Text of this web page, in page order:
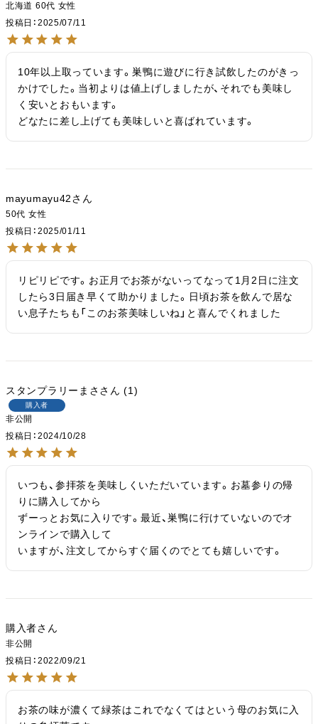
北海道 60代 女性
投稿日
2025/07/11
10年以上取っています。巣鴨に遊びに行き試飲したのがきっ
かけでした。当初よりは値上げしましたが、それでも美味し
く安いとおもいます。
どなたに差し上げても美味しいと喜ばれています。
mayumayu42
50代 女性
投稿日
2025/01/11
リピリピです。お正月でお茶がないってなって1月2日に注文
したら3日届き早くて助かりました。日頃お茶を飲んで居な
い息子たちも「このお茶美味しいね」と喜んでくれました
スタンプラリーまさ 1
購入者
非公開
投稿日
2024/10/28
いつも、参拝茶を美味しくいただいています。お墓参りの帰
りに購入してから
ずーっとお気に入りです。最近、巣鴨に行けていないのでオ
ンラインで購入して
いますが、注文してからすぐ届くのでとても嬉しいです。
購入者
非公開
投稿日
2022/09/21
お茶の味が濃くて緑茶はこれでなくてはという母のお気に入